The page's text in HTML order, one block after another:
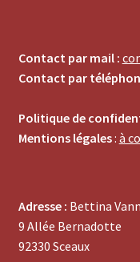
Contact par mail :
Contact par
Politique de
Mentions légales: à
Adresse : Bettina
9 Allée Bernadotte
92330 Sceaux